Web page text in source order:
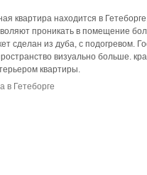
квартира находится в
проникать в помещение
сделан из дуба, с подогревом.
визуально больше.
квартиры.